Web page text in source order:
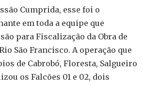
Cumprida, esse foi o
em toda a equipe que
para Fiscalização da Obra de
São Francisco. A operação que
de Cabrobó, Floresta, Salgueiro
os Falcões 01 e 02, dois